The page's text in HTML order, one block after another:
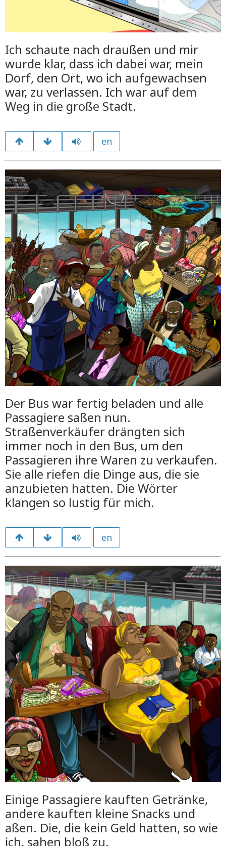
Ich schaute nach draußen und mir
wurde klar, dass ich dabei war, mein
Dorf, den Ort, wo ich aufgewachsen
war, zu verlassen. Ich war auf dem
Weg in die große Stadt.
en
Der Bus war fertig beladen und alle
Passagiere saßen nun.
Straßenverkäufer drängten sich
immer noch in den Bus, um den
Passagieren ihre Waren zu verkaufen.
Sie alle riefen die Dinge aus, die sie
anzubieten hatten. Die Wörter
klangen so lustig für mich.
en
Einige Passagiere kauften Getränke,
andere kauften kleine Snacks und
aßen. Die, die kein Geld hatten, so wie
ich, sahen bloß zu.